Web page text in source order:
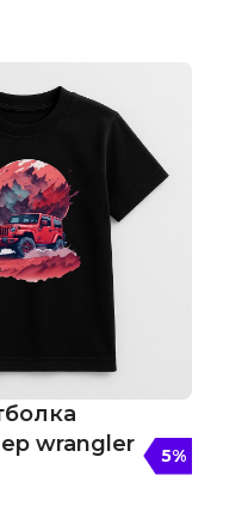
wrangler
5%